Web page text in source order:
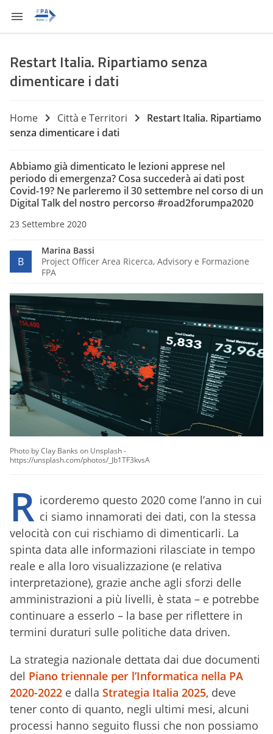
Restart Italia. Ripartiamo senza
dimenticare i dati
Home Città e Territori
Restart Italia. Ripartiamo
senza dimenticare i dati
Abbiamo già dimenticato le lezioni apprese nel
periodo di emergenza? Cosa succederà ai dati post
Covid-19? Ne parleremo il 30 settembre nel corso di un
Digital Talk del nostro percorso #road2forumpa2020
23 Settembre 2020
B
Marina Bassi
Project Officer Area Ricerca, Advisory e Formazione
FPA
Photo by Clay Banks on Unsplash -
https://unsplash.com/photos/_Jb1TF3kvsA
R icorderemo questo 2020 come l’anno in cui
ci siamo innamorati dei dati, con la stessa
velocità con cui rischiamo di dimenticarli. La
spinta data alle informazioni rilasciate in tempo
reale e alla loro visualizzazione (e relativa
interpretazione), grazie anche agli sforzi delle
amministrazioni a più livelli, è stata – e potrebbe
continuare a esserlo – la base per riflettere in
termini duraturi sulle politiche data driven.
La strategia nazionale dettata dai due documenti
del Piano triennale per l’Informatica nella PA
2020-2022 e dalla Strategia Italia 2025, deve
tener conto di quanto, negli ultimi mesi, alcuni
processi hanno seguito flussi che non possiamo